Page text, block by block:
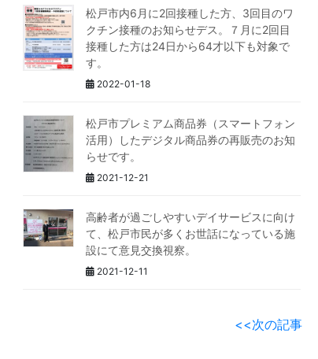
松戸市内6月に2回接種した方、3回目のワ
クチン接種のお知らせデス。７月に2回目
接種した方は24日から64才以下も対象で
す。
2022-01-18
松戸市プレミアム商品券（スマートフォン
活用）したデジタル商品券の再販売のお知
らせです。
2021-12-21
高齢者が過ごしやすいデイサービスに向け
て、松戸市民が多くお世話になっている施
設にて意見交換視察。
2021-12-11
<<次の記事